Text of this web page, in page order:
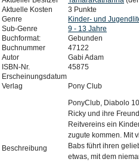
Aktuelle Kosten
3 Punkte
Genre
Kinder- und
Sub-Genre
9 - 13 Jahre
Buchformat:
Gebunden
Buchnummer
47122
Autor
Gabi Adam
ISBN-Nr.
45875
Erscheinungsdatum
Verlag
Pony Club
Beschreibung
PonyClub, Diabolo 10
Ricky und ihre
Reitvereins ein
zugute kommen. Mit
Babs führt ihren
etwas, mit dem